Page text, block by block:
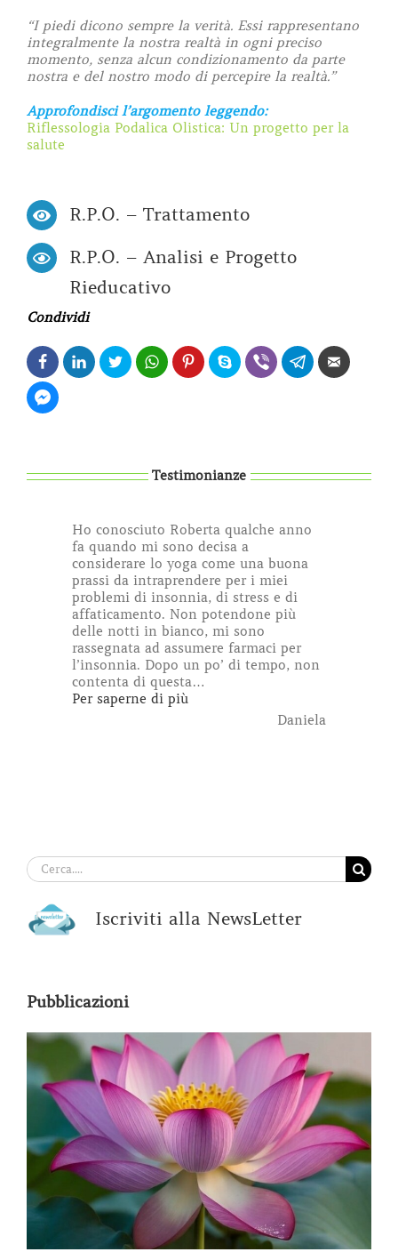
“I piedi dicono sempre la verità. Essi rappresentano
integralmente la nostra realtà in ogni preciso
momento, senza alcun condizionamento da parte
nostra e del nostro modo di percepire la realtà.”
Approfondisci l’argomento leggendo:
Riflessologia Podalica Olistica: Un progetto per la
salute
R.P.O. – Trattamento
R.P.O. – Analisi e Progetto
Rieducativo
Condividi
Testimonianze
Ho conosciuto Roberta qualche anno
fa quando mi sono decisa a
considerare lo yoga come una buona
prassi da intraprendere per i miei
problemi di insonnia, di stress e di
affaticamento. Non potendone più
delle notti in bianco, mi sono
rassegnata ad assumere farmaci per
l’insonnia. Dopo un po’ di tempo, non
contenta di questa…
Per saperne di più“Daniela”
Daniela
Cerca
per:
Iscriviti alla NewsLetter
Pubblicazioni